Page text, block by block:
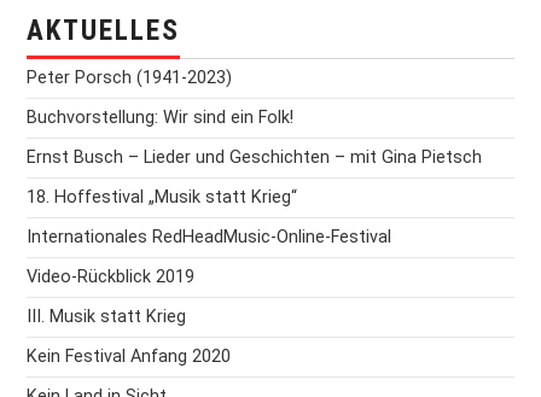
AKTUELLES
Peter Porsch (1941-2023)
Buchvorstellung: Wir sind ein Folk!
Ernst Busch – Lieder und Geschichten – mit Gina Pietsch
18. Hoffestival „Musik statt Krieg“
Internationales RedHeadMusic-Online-Festival
Video-Rückblick 2019
III. Musik statt Krieg
Kein Festival Anfang 2020